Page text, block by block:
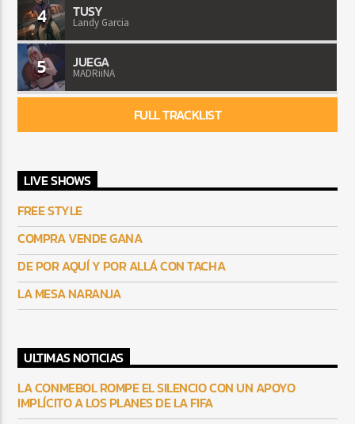
4 TUSY
Landy Garcia
5 JUEGA
MADRiiNA
FULL TRACKLIST
LIVE SHOWS
FREE STYLE
COMPRA VENDE GANA
DE POR AQUÍ Y POR ALLÁ CON TACHA
LA MESA NARANJA
ULTIMAS NOTICIAS
LA CONMEBOL ROMPE EL SILENCIO CON UN APOYO
IMPLÍCITO A LOS PLANES DE LA FIFA